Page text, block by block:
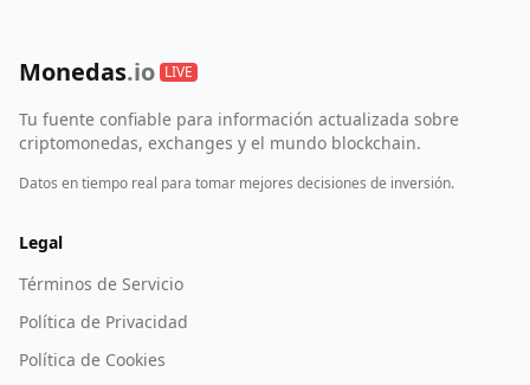
Monedas.io LIVE
Tu fuente confiable para información actualizada sobre
criptomonedas, exchanges y el mundo blockchain.
Datos en tiempo real para tomar mejores decisiones de inversión.
Legal
Términos de Servicio
Política de Privacidad
Política de Cookies